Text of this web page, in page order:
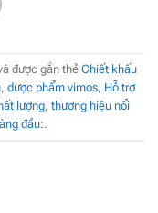
được gắn thẻ Chiết khấu
, dược phẩm vimos, Hỗ trợ
lượng, thương hiệu nổi
đầu:.